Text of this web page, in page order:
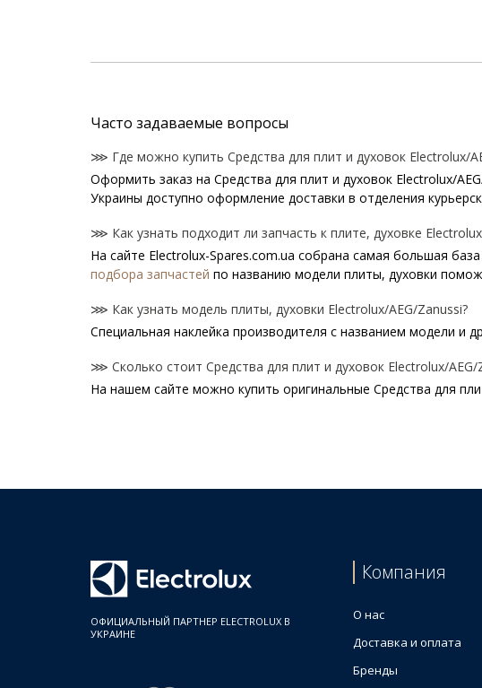
Часто задаваемые вопросы
⋙ Где можно купить Средства для плит и духовок Electrolux/
Оформить заказ на Средства для плит и духовок Electrolux/
Украины доступно оформление доставки в отделения
⋙ Как узнать подходит ли запчасть к плите, духовке
На сайте Electrolux-Spares.com.ua собрана самая большая
подбора запчастей по названию модели плиты, духовки
⋙ Как узнать модель плиты, духовки Electrolux/AEG/Zanussi?
Специальная наклейка производителя с названием модели и
⋙ Сколько стоит Средства для плит и духовок Electrolux/AEG/
На нашем сайте можно купить оригинальные Средства для
Скребок E6HUE102 902986532 для чистки стеклокерамики
Лезвия к скребку E6HUB102 для чистки стеклокерамики
ОФИЦИАЛЬНЫЙ ПАРТНЕР ELECTROLUX В
УКРАИНЕ
Компания
О нас
Доставка и оплата
Бренды